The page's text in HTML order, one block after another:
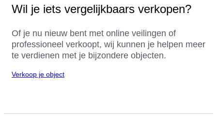
Wil je iets vergelijkbaars verkopen?
Of je nu nieuw bent met online veilingen of
professioneel verkoopt, wij kunnen je helpen meer
te verdienen met je bijzondere objecten.
Verkoop je object